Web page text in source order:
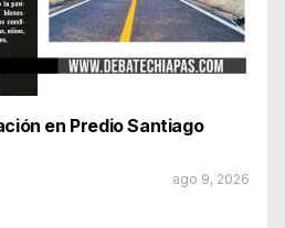
en Predio Santiago
ago 9, 2026